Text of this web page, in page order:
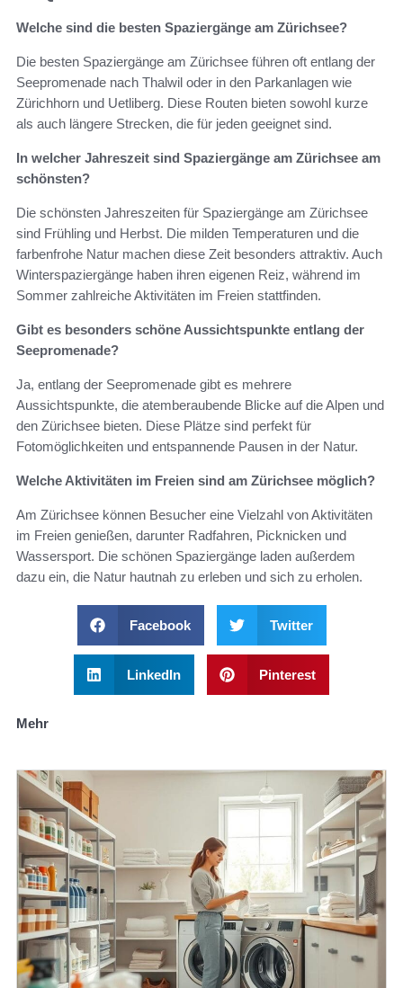
Welche sind die besten Spaziergänge am Zürichsee?
Die besten Spaziergänge am Zürichsee führen oft entlang der
Seepromenade nach Thalwil oder in den Parkanlagen wie
Zürichhorn und Uetliberg. Diese Routen bieten sowohl kurze
als auch längere Strecken, die für jeden geeignet sind.
In welcher Jahreszeit sind Spaziergänge am Zürichsee am
schönsten?
Die schönsten Jahreszeiten für Spaziergänge am Zürichsee
sind Frühling und Herbst. Die milden Temperaturen und die
farbenfrohe Natur machen diese Zeit besonders attraktiv. Auch
Winterspaziergänge haben ihren eigenen Reiz, während im
Sommer zahlreiche Aktivitäten im Freien stattfinden.
Gibt es besonders schöne Aussichtspunkte entlang der
Seepromenade?
Ja, entlang der Seepromenade gibt es mehrere
Aussichtspunkte, die atemberaubende Blicke auf die Alpen und
den Zürichsee bieten. Diese Plätze sind perfekt für
Fotomöglichkeiten und entspannende Pausen in der Natur.
Welche Aktivitäten im Freien sind am Zürichsee möglich?
Am Zürichsee können Besucher eine Vielzahl von Aktivitäten
im Freien genießen, darunter Radfahren, Picknicken und
Wassersport. Die schönen Spaziergänge laden außerdem
dazu ein, die Natur hautnah zu erleben und sich zu erholen.
Facebook Twitter
LinkedIn Pinterest
Mehr